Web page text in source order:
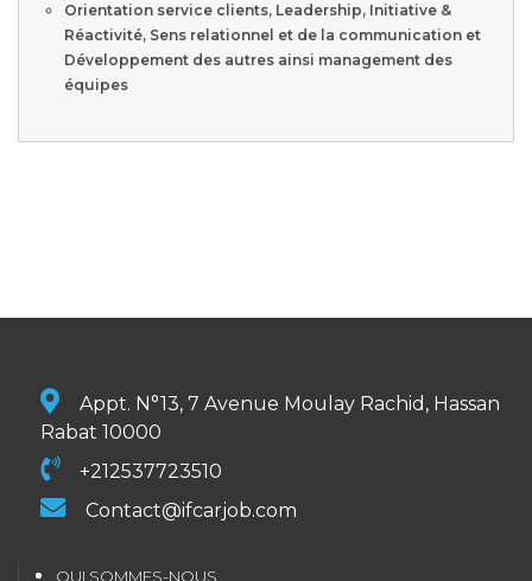
Orientation service clients, Leadership, Initiative &
Réactivité, Sens relationnel et de la communication et
Développement des autres ainsi management des
équipes
Appt. N°13, 7 Avenue Moulay Rachid, Hassan
Rabat 10000
+212537723510
Contact@ifcarjob.com
QUI SOMMES-NOUS